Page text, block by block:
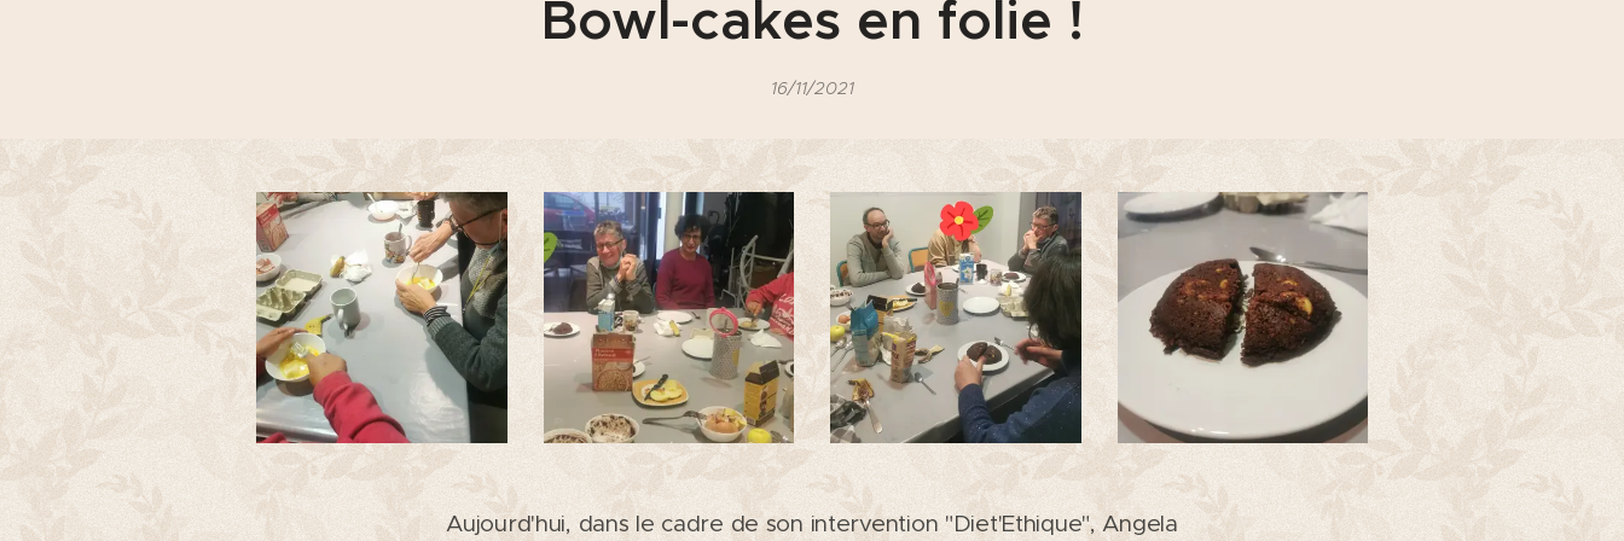
Bowl-cakes en folie !
16/11/2021
Aujourd'hui, dans le cadre de son intervention "Diet'Ethique", Angela